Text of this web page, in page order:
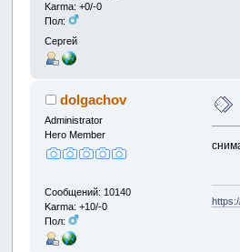
Karma: +0/-0
Пол:
Сергей
dolgachov
Administrator
Hero Member
Сообщений: 10140
Karma: +10/-0
Пол: